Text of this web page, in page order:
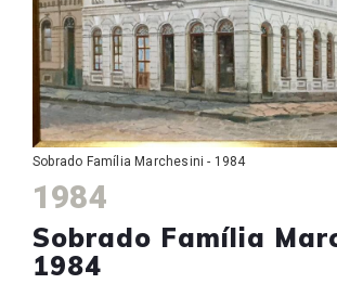
Sobrado Família Marchesini - 1984
1984
Sobrado Família
1984